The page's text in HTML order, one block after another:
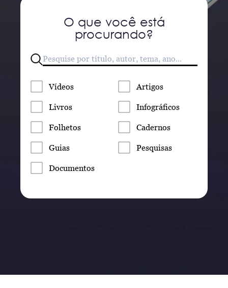
O que você está
procurando?
Vídeos Artigos
Livros Infográficos
Folhetos Cadernos
Guias Pesquisas
Documentos